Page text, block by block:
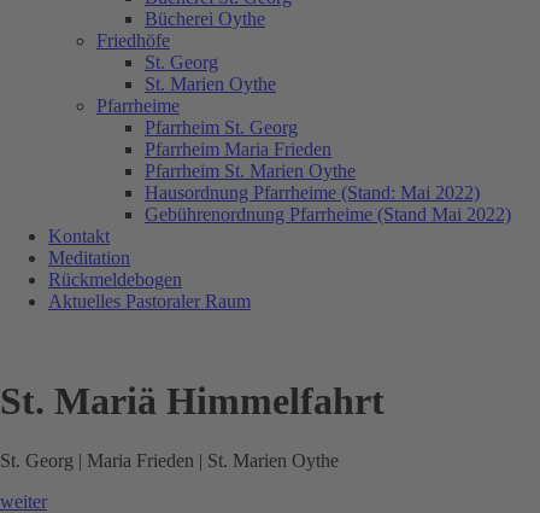
Bücherei Oythe
Friedhöfe
St. Georg
St. Marien Oythe
Pfarrheime
Pfarrheim St. Georg
Pfarrheim Maria Frieden
Pfarrheim St. Marien Oythe
Hausordnung Pfarrheime (Stand: Mai 2022)
Gebührenordnung Pfarrheime (Stand Mai 2022)
Kontakt
Meditation
Rückmeldebogen
Aktuelles Pastoraler Raum
St. Mariä Himmelfahrt
St. Georg | Maria Frieden | St. Marien Oythe
weiter